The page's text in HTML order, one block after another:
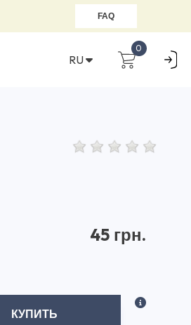
FAQ
RU
0
45 грн.
КУПИТЬ